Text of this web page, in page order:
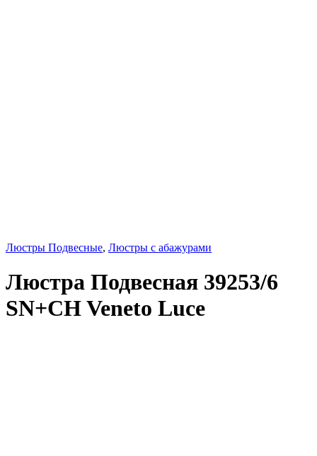
Люстры Подвесные, Люстры с абажурами
Люстра Подвесная 39253/6
SN+CH Veneto Luce